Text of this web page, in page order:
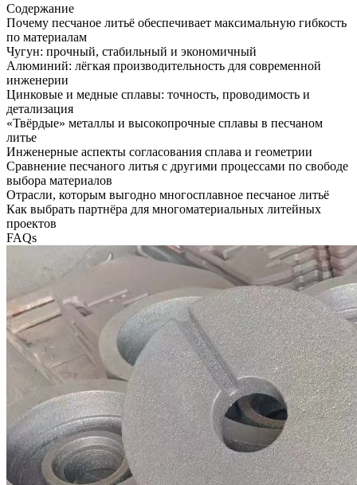
Содержание
Почему песчаное литьё обеспечивает максимальную гибкость
по материалам
Чугун: прочный, стабильный и экономичный
Алюминий: лёгкая производительность для современной
инженерии
Цинковые и медные сплавы: точность, проводимость и
детализация
«Твёрдые» металлы и высокопрочные сплавы в песчаном
литье
Инженерные аспекты согласования сплава и геометрии
Сравнение песчаного литья с другими процессами по свободе
выбора материалов
Отрасли, которым выгодно многосплавное песчаное литьё
Как выбрать партнёра для многоматериальных литейных
проектов
FAQs